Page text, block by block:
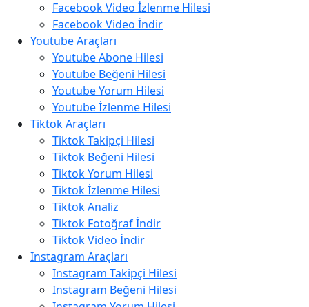
Facebook Video İzlenme Hilesi
Facebook Video İndir
Youtube Araçları
Youtube Abone Hilesi
Youtube Beğeni Hilesi
Youtube Yorum Hilesi
Youtube İzlenme Hilesi
Tiktok Araçları
Tiktok Takipçi Hilesi
Tiktok Beğeni Hilesi
Tiktok Yorum Hilesi
Tiktok İzlenme Hilesi
Tiktok Analiz
Tiktok Fotoğraf İndir
Tiktok Video İndir
Instagram Araçları
Instagram Takipçi Hilesi
Instagram Beğeni Hilesi